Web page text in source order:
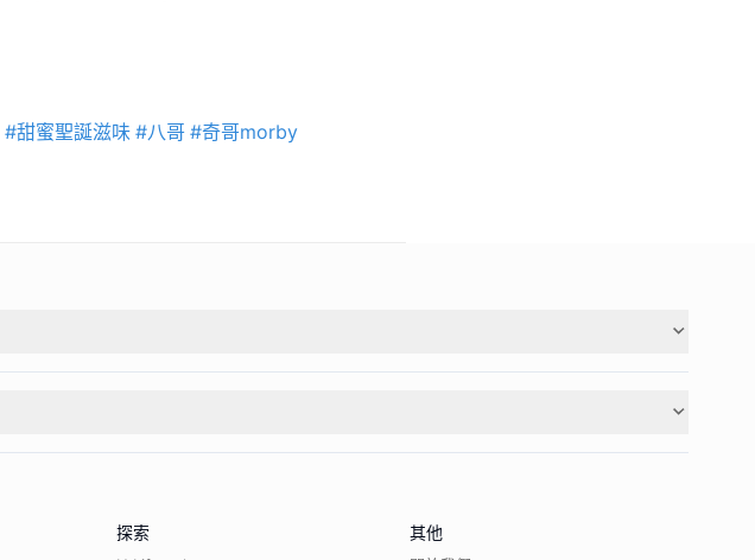
#甜蜜聖誕滋味 #八哥 #奇哥morby
探索 其他